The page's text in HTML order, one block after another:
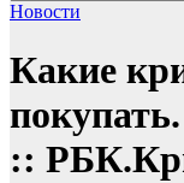
Новости
Какие
::